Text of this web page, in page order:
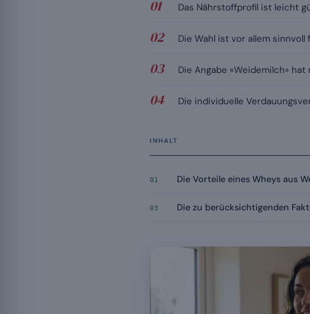
Das Nährstoffprofil ist leicht
Die Wahl ist vor allem
Die Angabe «Weidemilch»
Die individuelle
INHALT
01 Die Vorteile eines Wheys aus
03 Die zu berücksichtigenden